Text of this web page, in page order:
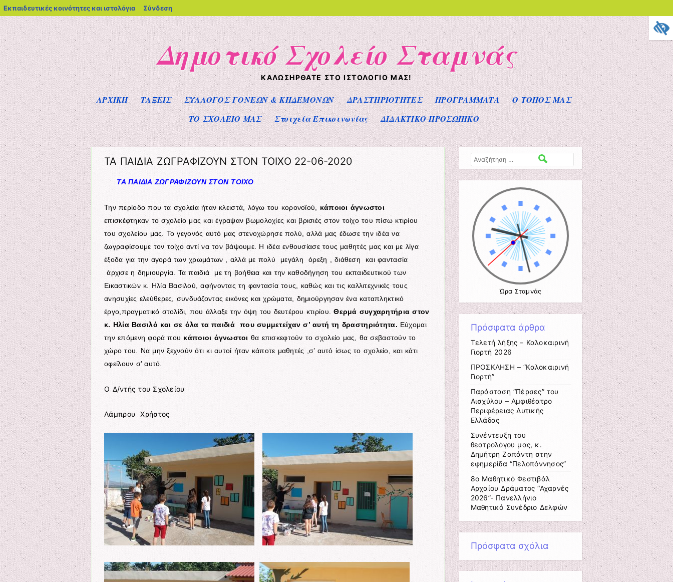
Εκπαιδευτικές κοινότητες και ιστολόγια blogs.sch.gr
Σύνδεση
Δημοτικό Σχολείο Σταμνάς
ΚΑΛΩΣΉΡΘΑΤΕ ΣΤΟ ΙΣΤΟΛΌΓΙΌ ΜΑΣ!
Μενού
Μετάβαση στο περιεχόμενο
ΑΡΧΙΚΗ ΤΑΞΕΙΣ ΣΥΛΛΟΓΟΣ ΓΟΝΕΩΝ & ΚΗΔΕΜΟΝΩΝ ΔΡΑΣΤΗΡΙΟΤΗΤΕΣ ΠΡΟΓΡΑΜΜΑΤΑ
Ο ΤΟΠΟΣ ΜΑΣ
ΤΟ ΣΧΟΛΕΙΟ ΜΑΣ
Στοιχεία Επικοινωνίας ΔΙΔΑΚΤΙΚΟ ΠΡΟΣΩΠΙΚΟ
ΤΑ ΠΑΙΔΙΑ ΖΩΓΡΑΦΙΖΟΥΝ ΣΤΟΝ ΤΟΙΧΟ 22-06-2020
ΤΑ ΠΑΙΔΙΑ ΖΩΓΡΑΦΙΖΟΥΝ ΣΤΟΝ ΤΟΙΧΟ
Την περίοδο που τα σχολεία ήταν κλειστά, λόγω του κορονοϊού, κάποιοι άγνωστοι
επισκέφτηκαν το σχολείο μας και έγραψαν βωμολοχίες και βρισιές στον τοίχο του πίσω κτιρίου
του σχολείου μας. Το γεγονός αυτό μας στενοχώρησε πολύ, αλλά μας έδωσε την ιδέα να
ζωγραφίσουμε τον τοίχο αντί να τον βάψουμε. Η ιδέα ενθουσίασε τους μαθητές μας και με λίγα
έξοδα για την αγορά των χρωμάτων , αλλά με πολύ μεγάλη όρεξη , διάθεση και φαντασία
άρχισε η δημιουργία. Τα παιδιά με τη βοήθεια και την καθοδήγηση του εκπαιδευτικού των
Εικαστικών κ. Ηλία Βασιλού, αφήνοντας τη φαντασία τους, καθώς και τις καλλιτεχνικές τους
ανησυχίες ελεύθερες, συνδυάζοντας εικόνες και χρώματα, δημιούργησαν ένα καταπληκτικό
έργο,πραγματικό στολίδι, που άλλαξε την όψη του δευτέρου κτιρίου.
Θερμά συγχαρητήρια στον
κ. Ηλία Βασιλό και σε όλα τα παιδιά που συμμετείχαν σ’ αυτή τη δραστηριότητα. Εύχομαι
την επόμενη φορά που κάποιοι άγνωστοι θα επισκεφτούν το σχολείο μας, θα σεβαστούν το
χώρο του. Να μην ξεχνούν ότι κι αυτοί ήταν κάποτε μαθητές ,σ’ αυτό ίσως το σχολείο, και κάτι
οφείλουν σ’ αυτό.
Ο Δ/ντής του Σχολείου
Λάμπρου Χρήστος
Αναζήτηση
Ώρα Σταμνάς
Πρόσφατα άρθρα
Τελετή λήξης – Καλοκαιρινή
Γιορτή 2026
ΠΡΟΣΚΛΗΣΗ – “Καλοκαιρινή
Γιορτή”
Παράσταση “Πέρσες” του
Αισχύλου – Αμφιθέατρο
Περιφέρειας Δυτικής
Ελλάδας
Συνέντευξη του
θεατρολόγου μας, κ.
Δημήτρη Ζαπάντη στην
εφημερίδα “Πελοπόννησος”
8ο Μαθητικό Φεστιβάλ
Αρχαίου Δράματος “Αχαρνές
2026”- Πανελλήνιο
Μαθητικό Συνέδριο Δελφών
Πρόσφατα σχόλια